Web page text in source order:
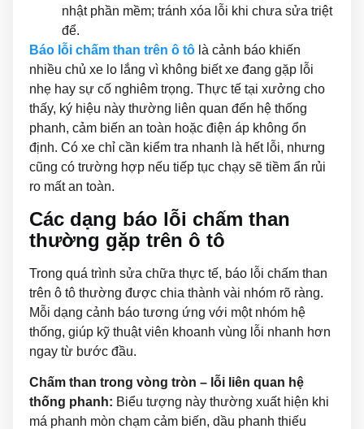
nhật phần mềm; tránh xóa lỗi khi chưa sửa triệt
để.
Báo lỗi chấm than trên ô tô là cảnh báo khiến
nhiều chủ xe lo lắng vì không biết xe đang gặp lỗi
nhẹ hay sự cố nghiêm trọng. Thực tế tại xưởng cho
thấy, ký hiệu này thường liên quan đến hệ thống
phanh, cảm biến an toàn hoặc điện áp không ổn
định. Có xe chỉ cần kiểm tra nhanh là hết lỗi, nhưng
cũng có trường hợp nếu tiếp tục chạy sẽ tiềm ẩn rủi
ro mất an toàn.
Các dạng báo lỗi chấm than
thường gặp trên ô tô
Trong quá trình sửa chữa thực tế, báo lỗi chấm than
trên ô tô thường được chia thành vài nhóm rõ ràng.
Mỗi dạng cảnh báo tương ứng với một nhóm hệ
thống, giúp kỹ thuật viên khoanh vùng lỗi nhanh hơn
ngay từ bước đầu.
Chấm than trong vòng tròn – lỗi liên quan hệ
thống phanh: Biểu tượng này thường xuất hiện khi
má phanh mòn chạm cảm biến, dầu phanh thiếu